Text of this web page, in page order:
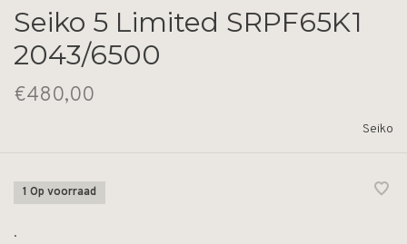
Seiko 5 Limited SRPF65K1
2043/6500
€480,00
Seiko
1 Op voorraad
.